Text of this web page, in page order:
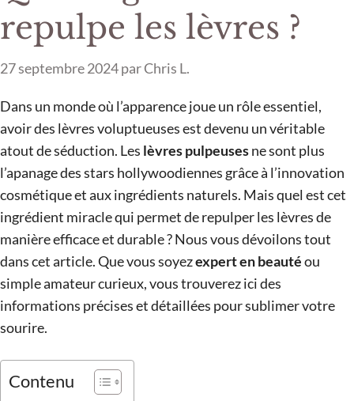
repulpe les lèvres ?
27 septembre 2024parChris L.
Dans un monde où l’apparence joue un rôle essentiel,
avoir des lèvres voluptueuses est devenu un véritable
atout de séduction. Les lèvres pulpeusesne sont plus
l’apanage des stars hollywoodiennes grâce à l’innovation
cosmétique et aux ingrédients naturels. Mais quel est cet
ingrédient miracle qui permet de repulper les lèvres de
manière efficace et durable ? Nous vous dévoilons tout
dans cet article. Que vous soyezexpert en beautéou
simple amateur curieux, vous trouverez ici des
informations précises et détaillées pour sublimer votre
sourire.
Contenu